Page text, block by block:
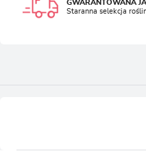
GWARANTOWANA
Staranna selekcja